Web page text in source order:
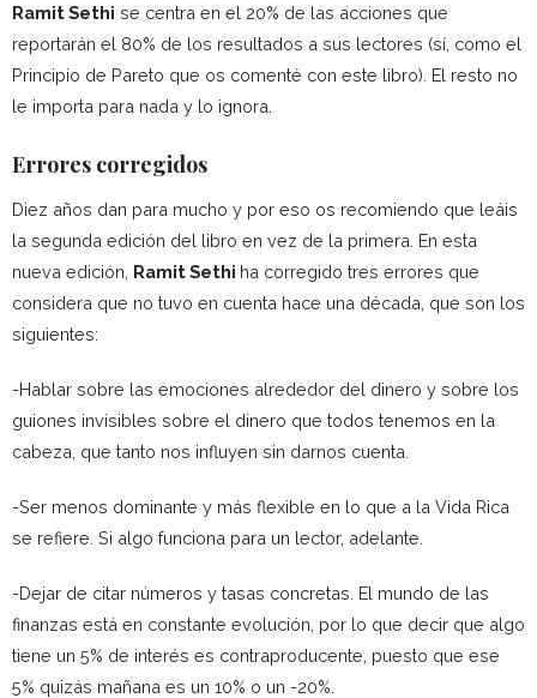
Ramit Sethi se centra en el 20% de las acciones que
reportarán el 80% de los resultados a sus lectores (sí, como el
Principio de Pareto que os comenté con este libro). El resto no
le importa para nada y lo ignora.
Errores corregidos
Diez años dan para mucho y por eso os recomiendo que leáis
la segunda edición del libro en vez de la primera. En esta
nueva edición, Ramit Sethi ha corregido tres errores que
considera que no tuvo en cuenta hace una década, que son los
siguientes:
-Hablar sobre las emociones alrededor del dinero y sobre los
guiones invisibles sobre el dinero que todos tenemos en la
cabeza, que tanto nos influyen sin darnos cuenta.
-Ser menos dominante y más flexible en lo que a la Vida Rica
se refiere. Si algo funciona para un lector, adelante.
-Dejar de citar números y tasas concretas. El mundo de las
finanzas está en constante evolución, por lo que decir que algo
tiene un 5% de interés es contraproducente, puesto que ese
5% quizás mañana es un 10% o un -20%.